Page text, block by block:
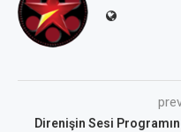
Direnişin Sesi